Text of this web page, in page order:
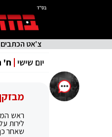
בס"ד
צ'אט הכתבים
יום שישי ח'
ראש
לירות
שאחר